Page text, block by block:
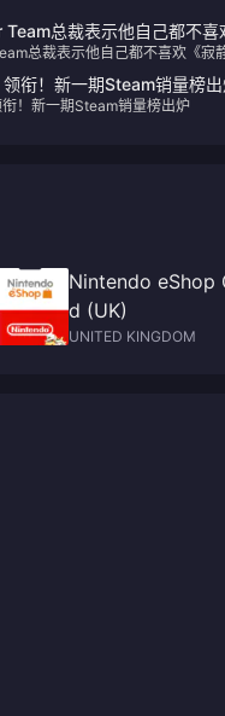
总裁表示他自己都不喜
总裁表示他自己都不喜欢《寂
领衔！新一期Steam销量榜
衔！新一期Steam销量榜出炉
Nintendo eShop
d (UK)
UNITED KINGDOM